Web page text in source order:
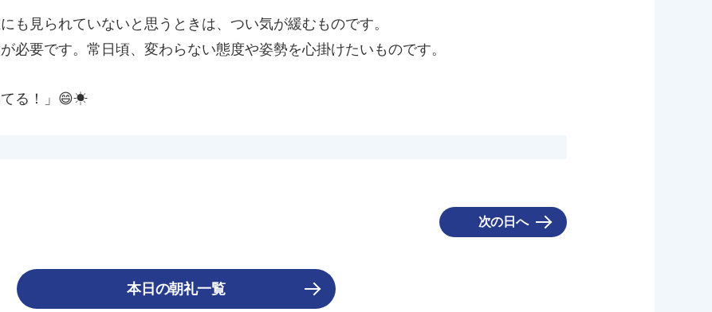
も見られていないと思うときは、つい気が緩むものです。
必要です。常日頃、変わらない態度や姿勢を心掛けたいものです。
てる！」😄☀
次の日へ
本日の朝礼一覧